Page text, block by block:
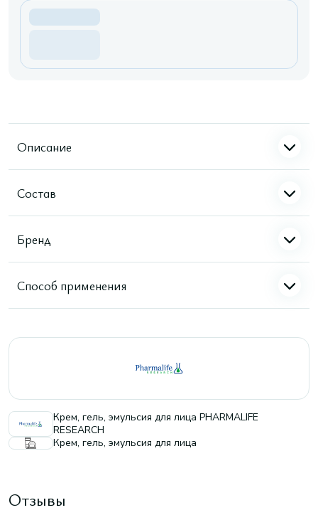
Описание
Состав
Бренд
Способ применения
Крем, гель, эмульсия для лица PHARMALIFE
RESEARCH
Крем, гель, эмульсия для лица
Отзывы